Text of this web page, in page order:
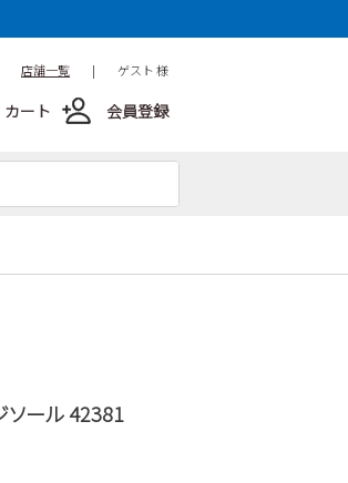
店舗一覧 | ゲスト 様
カート 会員登録
ソール 42381